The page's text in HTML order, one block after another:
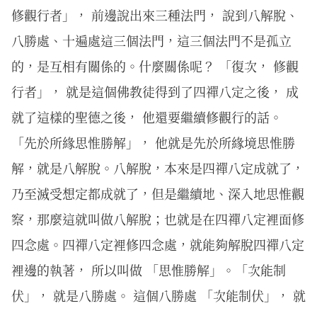
修觀行者」， 前邊說出來三種法門， 說到八解脫、
八勝處、十遍處這三個法門，這三個法門不是孤立
的，是互相有關係的。什麼關係呢？ 「復次， 修觀
行者」， 就是這個佛教徒得到了四禪八定之後， 成
就了這樣的聖德之後， 他還要繼續修觀行的話。
「先於所緣思惟勝解」， 他就是先於所緣境思惟勝
解，就是八解脫。八解脫，本來是四禪八定成就了，
乃至滅受想定都成就了，但是繼續地、深入地思惟觀
察，那麼這就叫做八解脫；也就是在四禪八定裡面修
四念處。四禪八定裡修四念處，就能夠解脫四禪八定
裡邊的執著， 所以叫做 「思惟勝解」。「次能制
伏」， 就是八勝處。 這個八勝處 「次能制伏」， 就